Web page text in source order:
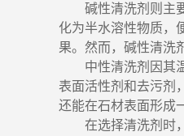
碱性清洗剂则主
化为半水溶性物质，
果。然而，碱性清洗
中性清洗剂因其
表面活性剂和去污剂
还能在石材表面形成
在选择清洗剂时